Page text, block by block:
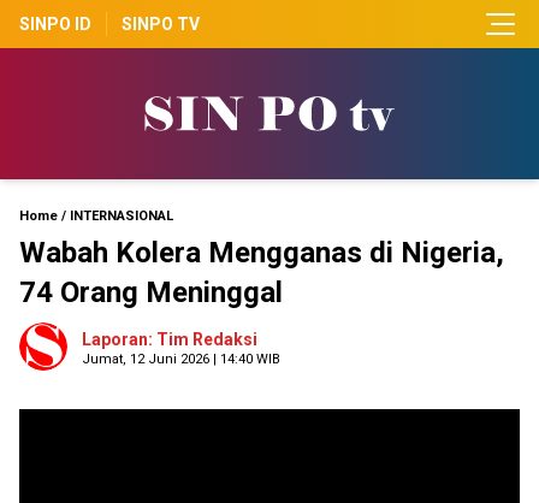
SINPO ID SINPO TV
Home / INTERNASIONAL
Wabah Kolera Mengganas di Nigeria,
74 Orang Meninggal
Laporan: Tim Redaksi
Jumat, 12 Juni 2026 | 14:40 WIB